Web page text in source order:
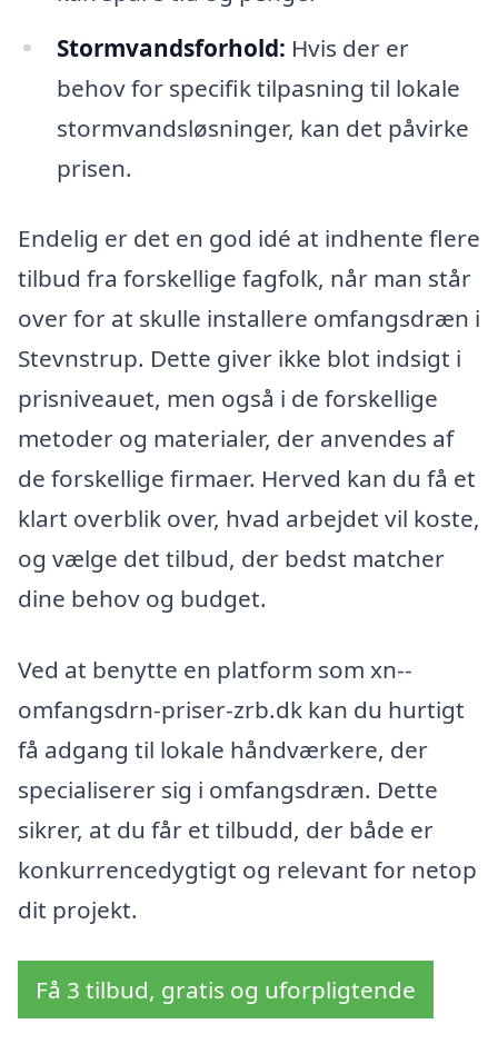
Stormvandsforhold: Hvis der er
behov for specifik tilpasning til lokale
stormvandsløsninger, kan det påvirke
prisen.
Endelig er det en god idé at indhente flere
tilbud fra forskellige fagfolk, når man står
over for at skulle installere omfangsdræn i
Stevnstrup. Dette giver ikke blot indsigt i
prisniveauet, men også i de forskellige
metoder og materialer, der anvendes af
de forskellige firmaer. Herved kan du få et
klart overblik over, hvad arbejdet vil koste,
og vælge det tilbud, der bedst matcher
dine behov og budget.
Ved at benytte en platform som xn--
omfangsdrn-priser-zrb.dk kan du hurtigt
få adgang til lokale håndværkere, der
specialiserer sig i omfangsdræn. Dette
sikrer, at du får et tilbudd, der både er
konkurrencedygtigt og relevant for netop
dit projekt.
Få 3 tilbud, gratis og uforpligtende